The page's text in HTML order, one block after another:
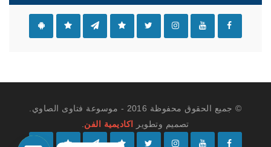
© جميع الحقوق محفوظة 2016 - موسوعة فتاوى الصاوي.
تصميم وتطوير
اكاديمية الفن